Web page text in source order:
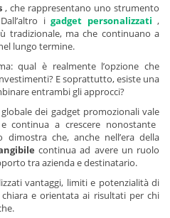
, che rappresentano uno strumento
i gadget personalizzati ,
tradizionale, ma che continuano a
lungo termine.
qual è realmente l’opzione che
E soprattutto, esiste una
entrambi gli approcci?
dei gadget promozionali vale
continua a crescere nonostante
dimostra che, anche nell’era della
continua ad avere un ruolo
tra azienda e destinatario.
vantaggi, limiti e potenzialità di
e orientata ai risultati per chi